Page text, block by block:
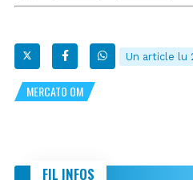
Un article lu
MERCATO OM
FIL INFOS